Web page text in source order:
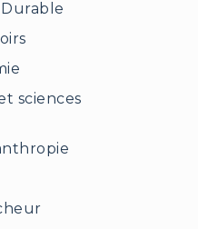
sciences